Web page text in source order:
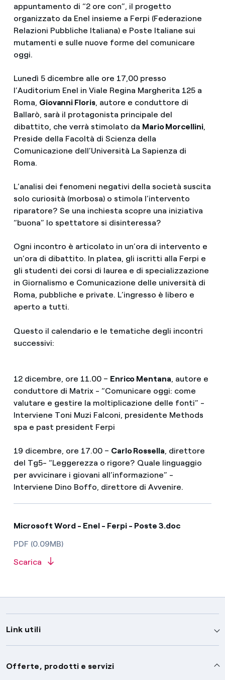
appuntamento di “2 ore con”, il progetto
organizzato da Enel insieme a Ferpi (Federazione
Relazioni Pubbliche Italiana) e Poste Italiane sui
mutamenti e sulle nuove forme del comunicare
oggi.
Lunedì 5 dicembre alle ore 17,00 presso
l’Auditorium Enel in Viale Regina Margherita 125 a
Roma, Giovanni Floris, autore e conduttore di
Ballarò, sarà il protagonista principale del
dibattito, che verrà stimolato da Mario Morcellini,
Preside della Facoltà di Scienza della
Comunicazione dell’Università La Sapienza di
Roma.
L’analisi dei fenomeni negativi della società suscita
solo curiosità (morbosa) o stimola l’intervento
riparatore? Se una inchiesta scopre una iniziativa
“buona” lo spettatore si disinteressa?
Ogni incontro è articolato in un’ora di intervento e
un’ora di dibattito. In platea, gli iscritti alla Ferpi e
gli studenti dei corsi di laurea e di specializzazione
in Giornalismo e Comunicazione delle università di
Roma, pubbliche e private. L’ingresso è libero e
aperto a tutti.
Questo il calendario e le tematiche degli incontri
successivi:
12 dicembre, ore 11.00 – Enrico Mentana , autore e
conduttore di Matrix - “Comunicare oggi: come
valutare e gestire la moltiplicazione delle fonti” -
Interviene Toni Muzi Falconi, presidente Methods
spa e past president Ferpi
19 dicembre, ore 17.00 – Carlo Rossella , direttore
del Tg5- “Leggerezza o rigore? Quale linguaggio
per avvicinare i giovani all’informazione” -
Interviene Dino Boffo, direttore di Avvenire.
Microsoft Word - Enel - Ferpi - Poste 3.doc
PDF (0.09MB)
Scarica
Link utili
Assistenza
Offerte, prodotti e servizi